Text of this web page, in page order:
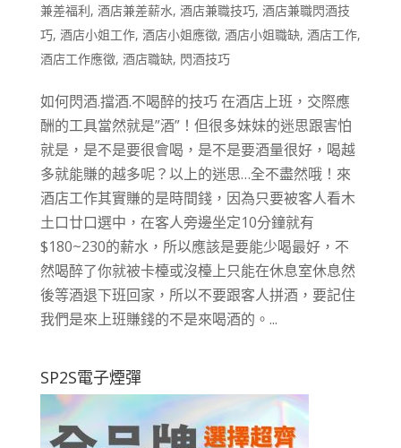
兼差福利, 酒店兼差薪水, 酒店兼職技巧, 酒店兼職閃酒技
巧, 酒店小姐工作, 酒店小姐應徵, 酒店小姐職缺, 酒店工作,
酒店工作應徵, 酒店職缺, 閃酒技巧
如何閃酒.擋酒.不喝醉的技巧 在酒店上班，交際應
酬的工具當然就是”酒”！但很多妹妹的迷思跟害怕
就是，是不是要很會喝，是不是要酒量很好，喝越
多就能賺的越多呢？以上的迷思…全不盡然哦！來
酒店工作其實賺的是時間錢，因為只要被客人看木
土口廿口選中，在客人旁邊坐定10分鐘就有
$180~230的薪水，所以應該是要能少喝最好，不
然喝醉了你就被卡檯或沒檯上只能在休息室休息然
後等酒退下班回家，所以不要跟客人拼酒，要記住
我們是來上班賺錢的不是來喝酒的。...
SP2S電子煙彈